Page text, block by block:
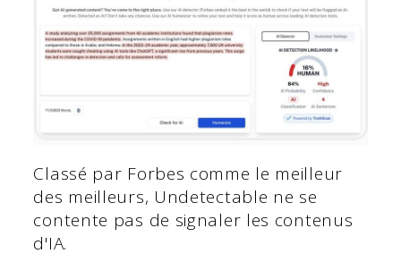
Classé par Forbes comme le meilleur
des meilleurs, Undetectable ne se
contente pas de signaler les contenus
d'IA.